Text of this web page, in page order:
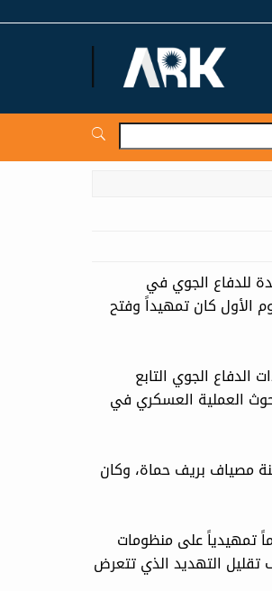
للدفاع الجوي في
كان تمهيداً وفتح
الجوي التابع
العملية العسكري في
مصياف بريف حماة، وكان
تمهيدياً على منظومات
تقليل التهديد الذي تتعرض